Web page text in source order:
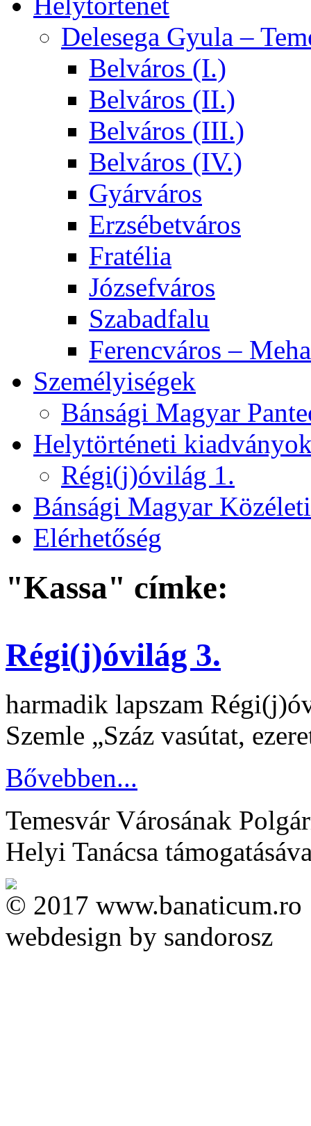
Delesega Gyula –
Belváros (I.)
Belváros (II.)
Belváros (III.)
Belváros (IV.)
Gyárváros
Erzsébetváros
Fratélia
Józsefváros
Szabadfalu
Ferencváros –
Személyiségek
Bánsági Magyar
Helytörténeti
Régi(j)óvilág 1.
Bánsági Magyar
Elérhetőség
"Kassa" címke:
Régi(j)óvilág 3.
harmadik lapszam
Szemle „Száz vasútat,
Bővebben...
Temesvár Városának
Helyi Tanácsa
© 2017 www.banaticum.ro
webdesign by sandorosz